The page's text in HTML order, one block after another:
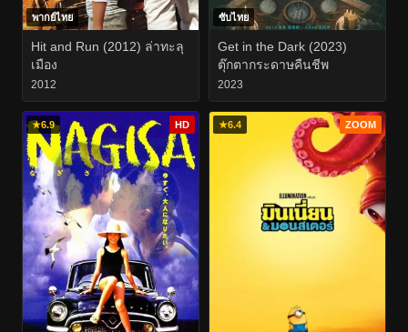
พากย์ไทย
Hit and Run (2012) ล่าทะลุ
เมือง
2012
ซับไทย
Get in the Dark (2023)
ตุ๊กตากระดาษคืนชีพ
2023
★6.9 HD ★6.4 ZOOM